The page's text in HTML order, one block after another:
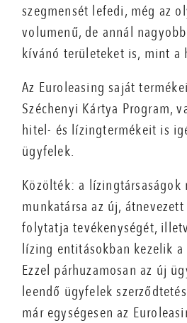
szegmensét lefedi, még az
volumenű, de annál
kívánó területeket is, mint a
Az Euroleasing saját
Széchenyi Kártya Program,
hitel- és lízingtermékeit is
ügyfelek.
Közölték: a
munkatársa az új,
folytatja tevékenységét,
lízing entitásokban kezelik
Ezzel párhuzamosan az új
leendő ügyfelek
már egységesen az